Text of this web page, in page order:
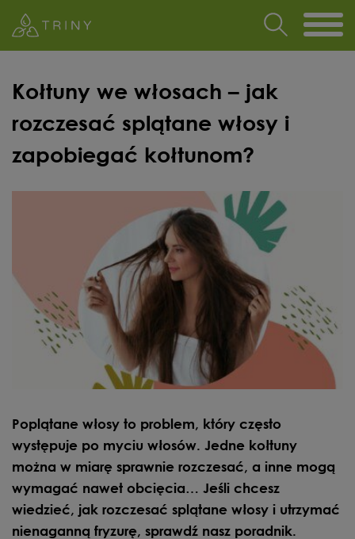
Kołtuny we włosach – jak
rozczesać splątane włosy i
zapobiegać kołtunom?
Poplątane włosy to problem, który często
występuje po myciu włosów. Jedne kołtuny
można w miarę sprawnie rozczesać, a inne mogą
wymagać nawet obcięcia… Jeśli chcesz
wiedzieć, jak rozczesać splątane włosy i utrzymać
nienaganną fryzurę, sprawdź nasz poradnik.